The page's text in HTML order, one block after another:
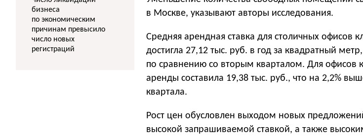
в Москве, указывают авторы исследования.
Средняя арендная ставка для столичных офисов
достигла 27,12 тыс. руб. в год за квадратный
по сравнению со вторым кварталом. Для офисов
аренды составила 19,38 тыс. руб., что на 2,2%
квартала.
Рост цен обусловлен выходом новых
высокой запрашиваемой ставкой, а также
бизнеса
по экономическим
причинам превысило
число новых
регистраций